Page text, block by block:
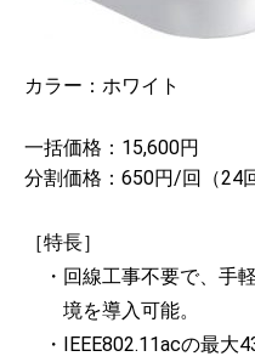
カラー：ホワイト
一括価格：15,600円
分割価格：650円/回（24
［特長］
・回線工事不要で、手
境を導入可能。
・IEEE802.11acの最